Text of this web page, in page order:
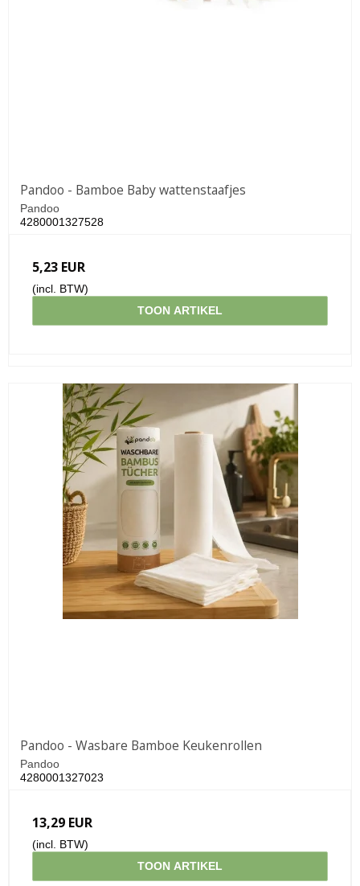
Pandoo - Bamboe Baby wattenstaafjes
Pandoo
4280001327528
5,23 EUR
(incl. BTW)
TOON ARTIKEL
Pandoo - Wasbare Bamboe Keukenrollen
Pandoo
4280001327023
13,29 EUR
(incl. BTW)
TOON ARTIKEL